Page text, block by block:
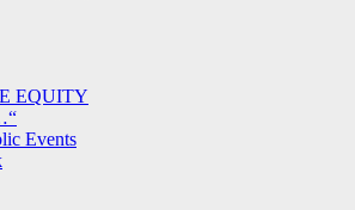
EQUITY
Events